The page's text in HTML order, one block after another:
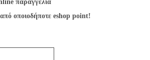
παραγγελία
οποιοδήποτε eshop point!